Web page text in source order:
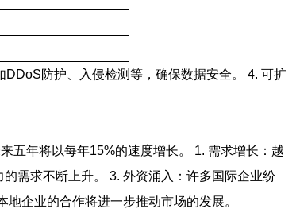
防护、入侵检测等，确保数据安全。 4. 可扩
五年将以每年15%的速度增长。 1. 需求增长：越
需求不断上升。 3. 外资涌入：许多国际企业纷
企业的合作将进一步推动市场的发展。